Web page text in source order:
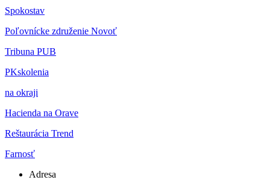
Spokostav
Poľovnícke združenie Novoť
Tribuna PUB
PKskolenia
na okraji
Hacienda na Orave
Reštaurácia Trend
Farnosť
Adresa